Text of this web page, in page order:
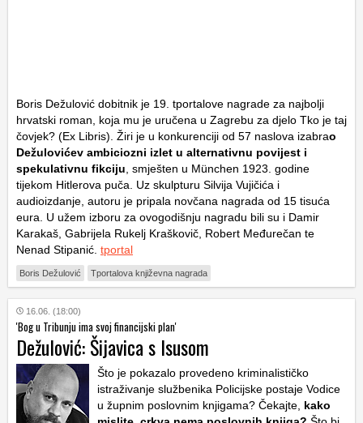
Boris Dežulović dobitnik je 19. tportalove nagrade za najbolji
hrvatski roman, koja mu je uručena u Zagrebu za djelo Tko je taj
čovjek? (Ex Libris). Žiri je u konkurenciji od 57 naslova izabrao
Dežulovićev ambiciozni izlet u alternativnu povijest i
spekulativnu fikciju , smješten u München 1923. godine
tijekom Hitlerova puča. Uz skulpturu Silvija Vujičića i
audioizdanje, autoru je pripala novčana nagrada od 15 tisuća
eura. U užem izboru za ovogodišnju nagradu bili su i Damir
Karakaš, Gabrijela Rukelj Kraškovič, Robert Međurečan te
Nenad Stipanić. tportal
Boris Dežulović Tportalova književna nagrada
16.06. (18:00)
'Bog u Tribunju ima svoj financijski plan'
Dežulović: Šijavica s Isusom
Što je pokazalo provedeno kriminalističko
istraživanje službenika Policijske postaje Vodice
u župnim poslovnim knjigama? Čekajte, kako